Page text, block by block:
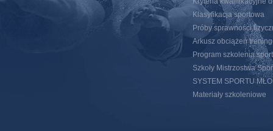
Klasyfikacja sportowa
Próby sprawności
Arkusz obciążeń
Program szkolenia
Szkoły Mistrzostwa
SYSTEM SPORTU
Materiały szkoleniowe